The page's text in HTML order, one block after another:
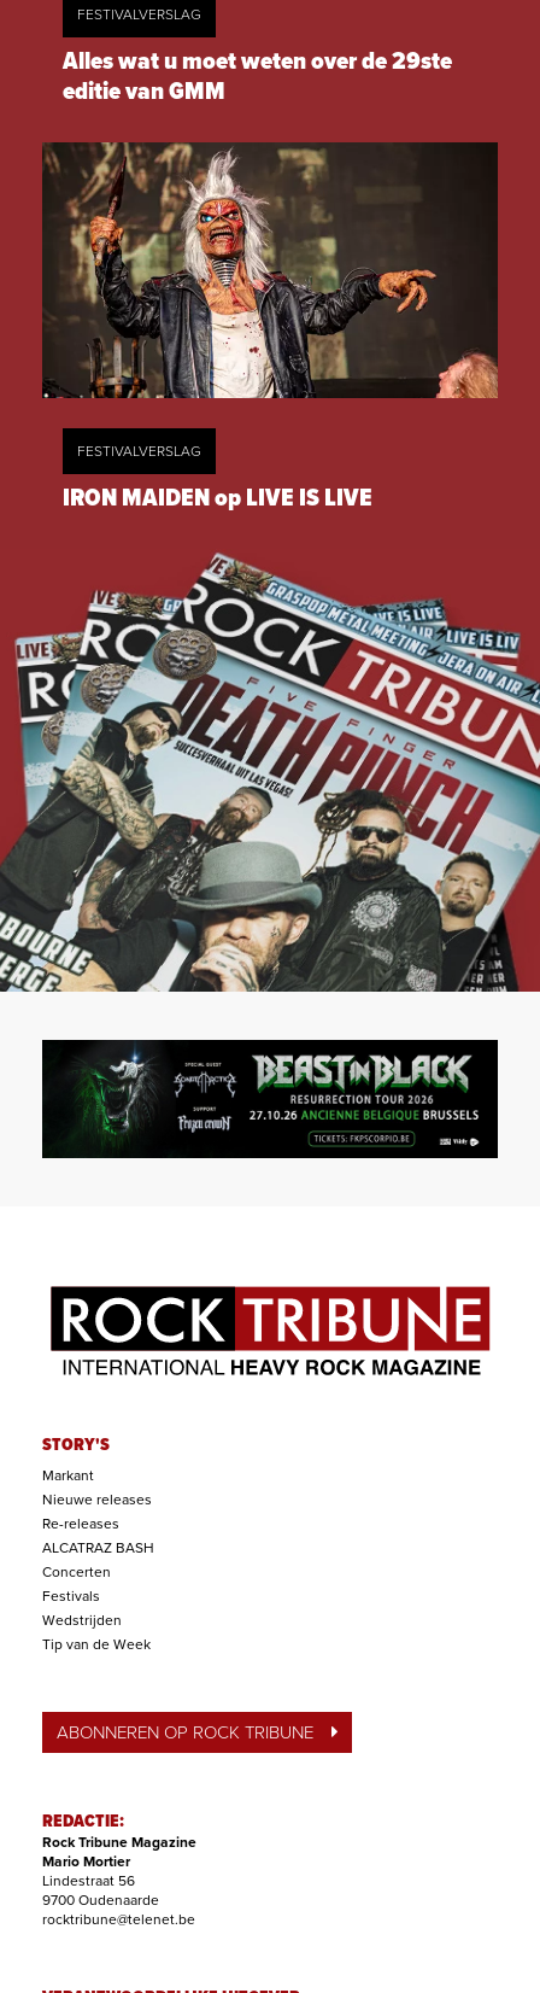
FESTIVALVERSLAG
Alles wat u moet weten over de 29ste
editie van GMM
FESTIVALVERSLAG
IRON MAIDEN op LIVE IS LIVE
STORY'S
Markant
Nieuwe releases
Re-releases
ALCATRAZ BASH
Concerten
Festivals
Wedstrijden
Tip van de Week
ABONNEREN OP ROCK TRIBUNE
REDACTIE:
Rock Tribune Magazine
Mario Mortier
Lindestraat 56
9700 Oudenaarde
rocktribune@telenet.be